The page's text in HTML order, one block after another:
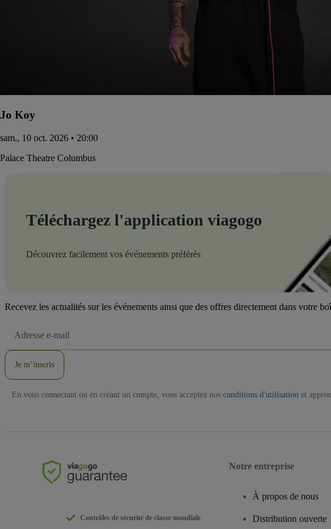
Jo Koy
sam., 10 oct. 2026 • 20:00
Palace Theatre Columbus
Téléchargez l'application viagogo
Découvrez facilement vos événements préférés
Recevez les actualités sur les événements ainsi que des offres directement dans votre
e-
Je m’inscris
En vous connectant ou en créant un compte, vous acceptez nos conditions d'utilisation et
Contrôles de sécurité de classe mondiale
Notre entreprise
À propos de nous
Distribution ouverte